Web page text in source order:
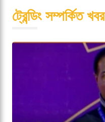
ট্রেন্ডিং সম্পর্কিত খবর